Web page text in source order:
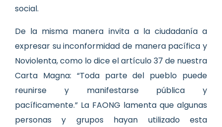
social.
De la misma manera invita a la ciudadanía a
expresar su inconformidad de manera pacífica y
Noviolenta, como lo dice el artículo 37 de nuestra
Carta Magna: “Toda parte del pueblo puede
reunirse y manifestarse pública y
pacíficamente.” La FAONG lamenta que algunas
personas y grupos hayan utilizado esta